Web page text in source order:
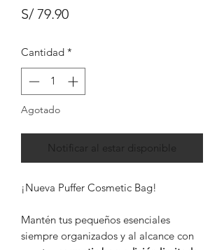
S/ 79.90Precio
Cantidad *
Agotado
Notificar al estar disponible
¡Nueva Puffer Cosmetic Bag!
Mantén tus pequeños esenciales
siempre organizados y al alcance con